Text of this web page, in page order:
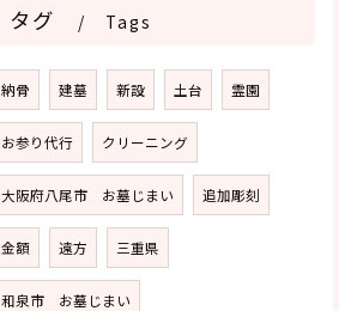
タグ Tags
納骨 建墓 新設 土台 霊園
お参り代行 クリーニング
大阪府八尾市 お墓じまい 追加彫刻
金額 遠方 三重県
和泉市 お墓じまい